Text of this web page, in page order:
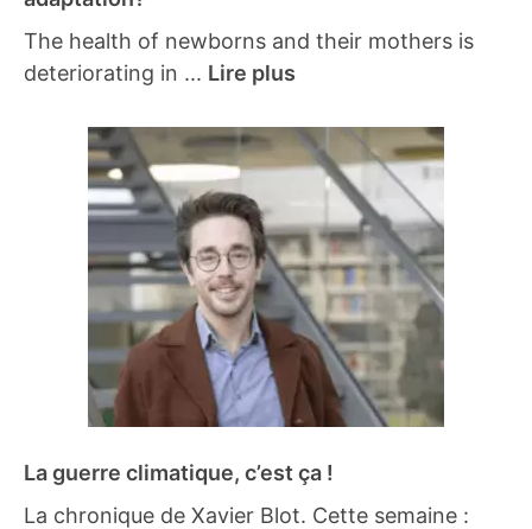
The health of newborns and their mothers is
deteriorating in ... Lire plus
La guerre climatique, c’est ça !
La chronique de Xavier Blot. Cette semaine :